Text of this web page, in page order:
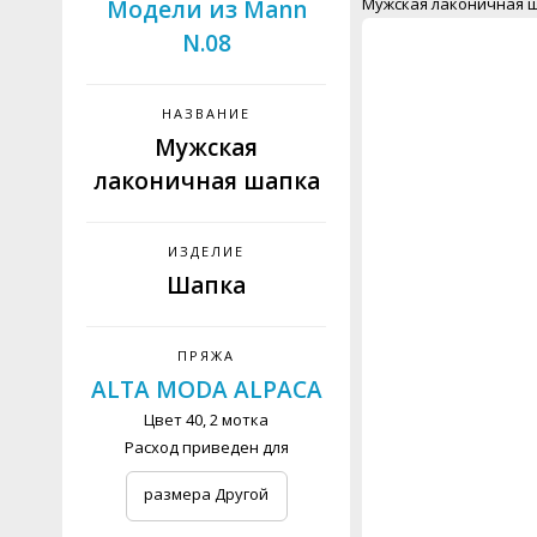
Модели из Mann
N.08
НАЗВАНИЕ
Мужская
лаконичная шапка
ИЗДЕЛИЕ
Шапка
ПРЯЖА
ALTA MODA ALPACA
Цвет 40, 2 мотка
Расход приведен для
размера Другой